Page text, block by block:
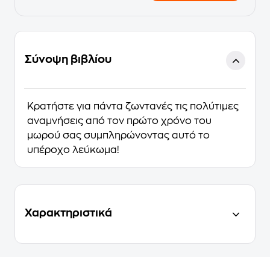
Σύνοψη βιβλίου
Κρατήστε για πάντα ζωντανές τις πολύτιμες
αναμνήσεις από τον πρώτο χρόνο του
μωρού σας συμπληρώνοντας αυτό το
υπέροχο λεύκωμα!
Χαρακτηριστικά